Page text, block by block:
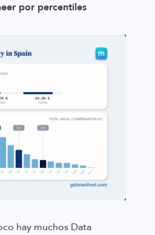
por percentiles
hay muchos Data